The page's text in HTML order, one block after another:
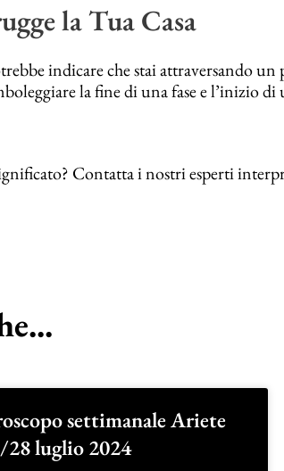
la Tua Casa
indicare che stai attraversando
la fine di una fase e l’inizio di
Contatta i nostri esperti
settimanale Ariete
28 luglio 2024